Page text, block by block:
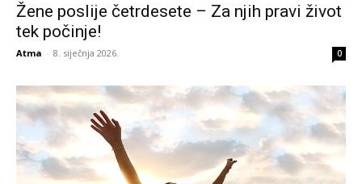
Žene poslije četrdesete – Za njih pravi život
tek počinje!
Atma - 8. siječnja 2026. 0